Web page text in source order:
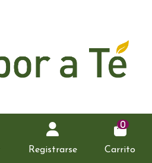
Registrarse
0
Carrito